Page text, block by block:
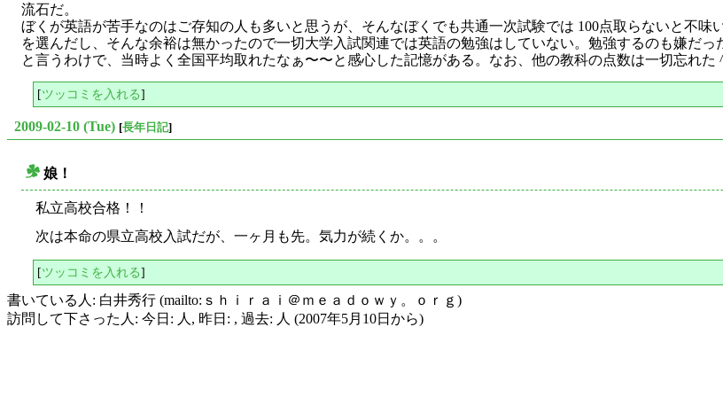
流石だ。
ぼくが英語が苦手なのはご存知の人も多いと思うが、そんなぼくでも共通一次試験では 100点取らないと不
を選んだし、そんな余裕は無かったので一切大学入試関連では英語の勉強はしていない。勉強するのも嫌だっ
と言うわけで、当時よく全国平均取れたなぁ〜〜と感心した記憶がある。なお、他の教科の点数は一切忘れた
[ツッコミを入れる]
2009-02-10 (Tue) [長年日記]
娘！
私立高校合格！！
次は本命の県立高校入試だが、一ヶ月も先。気力が続くか。。。
[ツッコミを入れる]
書いている人: 白井秀行 (mailto:ｓｈｉｒａｉ＠ｍｅａｄｏｗｙ。ｏｒｇ)
訪問して下さった人: 今日: 人, 昨日: , 過去: 人 (2007年5月10日から)